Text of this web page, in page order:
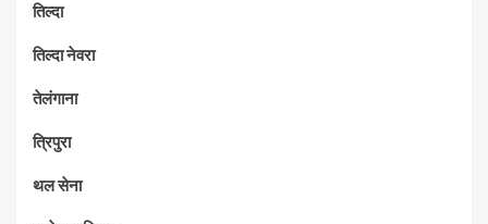
तिल्दा
तिल्दा नेवरा
तेलंगाना
त्रिपुरा
थल सेना